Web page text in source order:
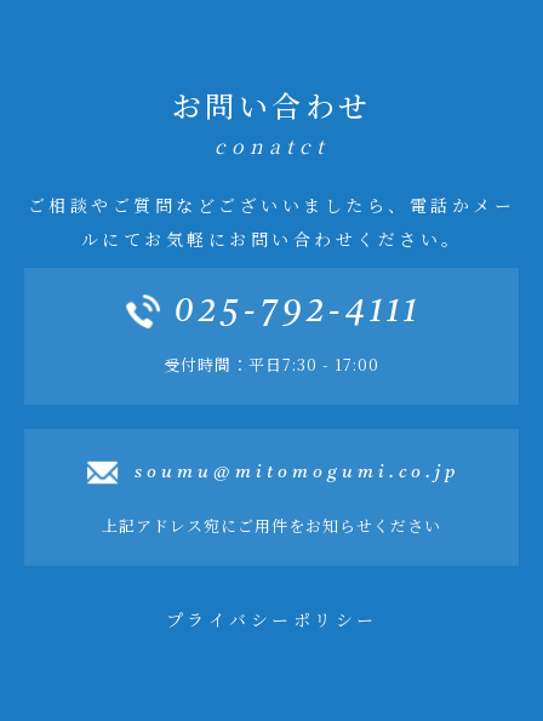
お問い合わせ
conatct
ご相談やご質問などございいましたら、電話かメー
ルにてお気軽にお問い合わせください。
025-792-4111
受付時間：平日7:30 - 17:00
soumu@mitomogumi.co.jp
上記アドレス宛にご用件をお知らせください
プライバシーポリシー